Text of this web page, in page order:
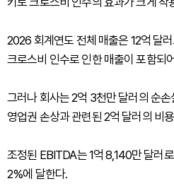
2026 회계연도 전체 매출은 12억 달
크로스비 인수로 인한 매출이 포함되
그러나 회사는 2억 3천만 달러의 순
영업권 손상과 관련된 2억 달러의 비
조정된 EBITDA는 1억 8,140만 달러
2%에 달한다.